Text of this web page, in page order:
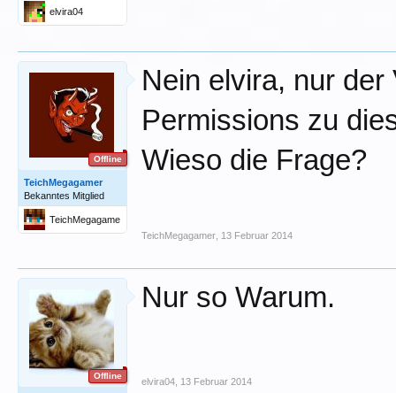
elvira04
Offline
TeichMegagamer
Bekanntes Mitglied
TeichMegagame
r
Nein elvira, nur
Permissions zu
Wieso die Frage?
TeichMegagamer 13 Februar 2014
Offline
Nur so Warum.
elvira04 13 Februar 2014